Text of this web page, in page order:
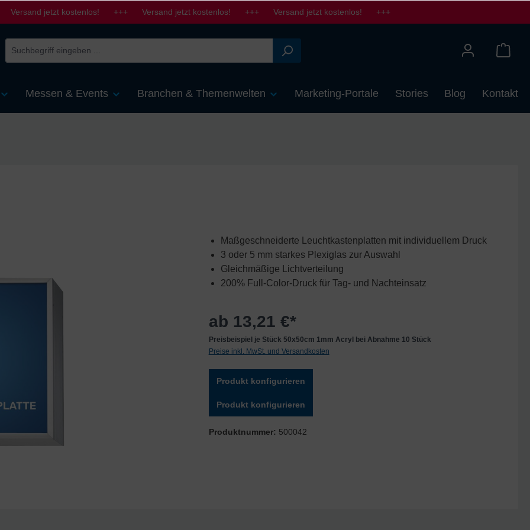
jetzt kostenlos! +++ Versand jetzt kostenlos! +++ Versand jetzt kostenlos! +++
Messen & Events Branchen & Themenwelten Marketing-Portale Stories Blog Kontakt
Maßgeschneiderte Leuchtkastenplatten mit individuellem Druck
3 oder 5 mm starkes Plexiglas zur Auswahl
Gleichmäßige Lichtverteilung
200% Full-Color-Druck für Tag- und Nachteinsatz
ab 13,21 €*
Preisbeispiel je Stück 50x50cm 1mm Acryl bei Abnahme 10 Stück
Preise inkl. MwSt. und Versandkosten
Produkt konfigurieren
Produkt konfigurieren
Produktnummer: 500042